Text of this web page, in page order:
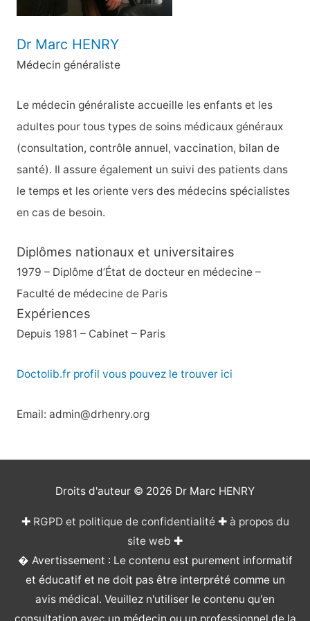
Dr Marc HENRY
Médecin généraliste
Le médecin généraliste accueille les enfants et les
adultes pour tous types de soins médicaux généraux
(consultation, contrôle annuel, vaccination, bilan de
santé). Il assure également un suivi des patients dans
le temps et les oriente vers des médecins spécialistes
en cas de besoin.
Diplômes nationaux et universitaires
1979 – Diplôme d’État de docteur en médecine –
Faculté de médecine de Paris
Expériences
Depuis 1981 – Cabinet – Paris
Doctolib.fr profil vous pouvez le trouver ici
Email: admin@drhenry.org
Droits d'auteur © 2026 Dr Marc HENRY
✚ RGPD et politique de confidentialité✚ à propos du
site web ✚
� Avertissement : Le contenu est purement informatif
et éducatif et ne doit pas être interprété comme un
avis médical. Veuillez n'utiliser le contenu qu'en
consultation avec un médecin ou un professionnel de la